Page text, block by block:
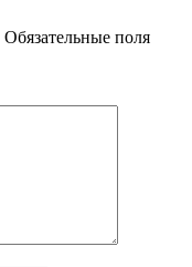
Обязательные поля